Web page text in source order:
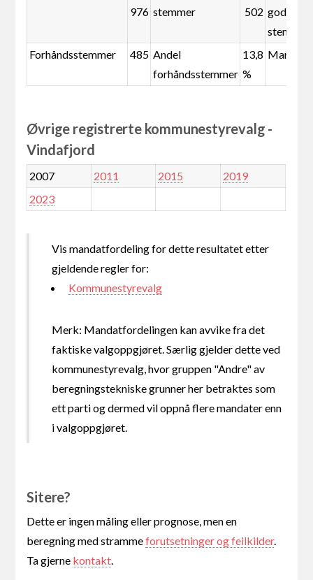
976 stemmer
502
stemmer
Forhåndsstemmer
485 Andel
forhåndsstemmer
13,8
%
Øvrige registrerte kommunestyrevalg -
Vindafjord
2007 2011 2015
2019
2023
Vis mandatfordeling for dette resultatet etter
gjeldende regler for:
Kommunestyrevalg
Merk: Mandatfordelingen kan avvike fra det
faktiske valgoppgjøret. Særlig gjelder dette ved
kommunestyrevalg, hvor gruppen "Andre" av
beregningstekniske grunner her betraktes som
ett parti og dermed vil oppnå flere mandater enn
i valgoppgjøret.
Sitere?
Dette er ingen måling eller prognose, men en
beregning med strammeforutsetninger og feilkilder.
Ta gjerne kontakt.